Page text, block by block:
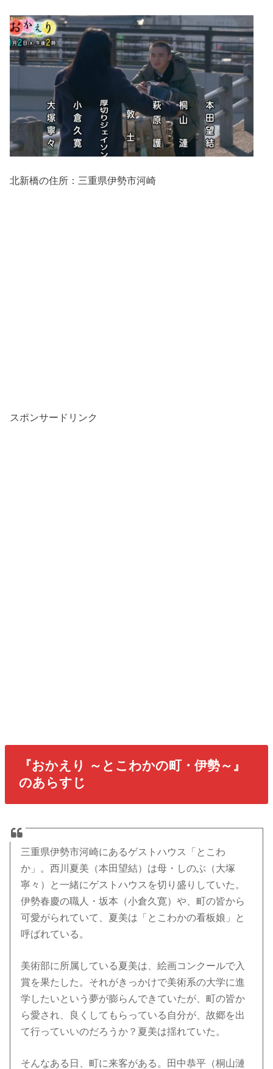
北新橋の住所：三重県伊勢市河崎
スポンサードリンク
『おかえり ～とこわかの町・伊勢～』
のあらすじ
三重県伊勢市河崎にあるゲストハウス「とこわ
か」。西川夏美（本田望結）は母・しのぶ（大塚
寧々）と一緒にゲストハウスを切り盛りしていた。
伊勢春慶の職人・坂本（小倉久寛）や、町の皆から
可愛がられていて、夏美は「とこわかの看板娘」と
呼ばれている。
美術部に所属している夏美は、絵画コンクールで入
賞を果たした。それがきっかけで美術系の大学に進
学したいという夢が膨らんできていたが、町の皆か
ら愛され、良くしてもらっている自分が、故郷を出
て行っていいのだろうか？夏美は揺れていた。
そんなある日、町に来客がある。田中恭平（桐山漣